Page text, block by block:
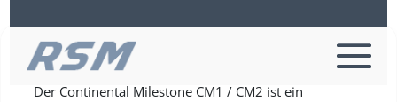
Continental CM 2 WW TL/TT
Der Continental Milestone CM1 / CM2 ist ein